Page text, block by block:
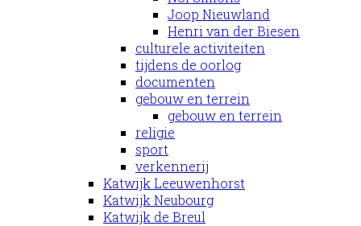
Joop Nieuwland
Henri van der Biesen
culturele activiteiten
tijdens de oorlog
documenten
gebouw en terrein
gebouw en terrein
religie
sport
verkennerij
Katwijk Leeuwenhorst
Katwijk Neubourg
Katwijk de Breul